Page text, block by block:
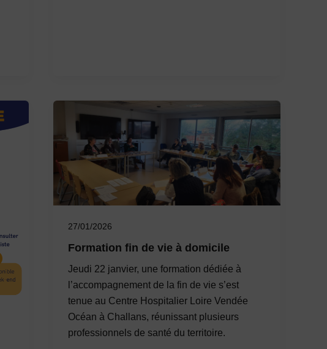
27/01/2026
Formation fin de vie à domicile
Jeudi 22 janvier, une formation dédiée à
l’accompagnement de la fin de vie s’est
tenue au Centre Hospitalier Loire Vendée
Océan à Challans, réunissant plusieurs
professionnels de santé du territoire.